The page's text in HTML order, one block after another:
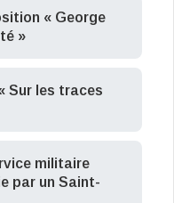
« George
»
Sur les traces
militaire
par un Saint-